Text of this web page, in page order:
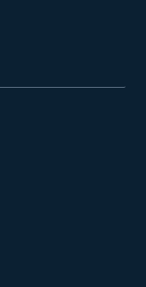
öffnen
Fenster öffnen